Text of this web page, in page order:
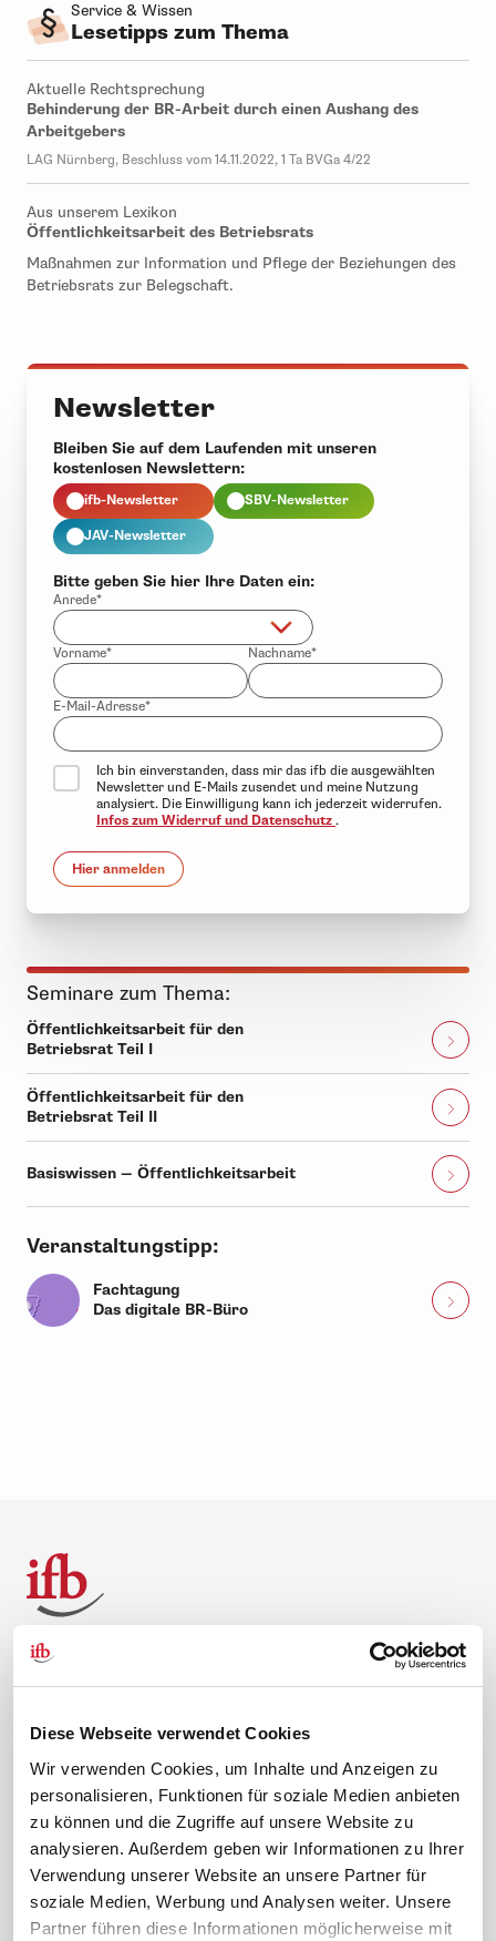
Diese Webseite verwendet Cookies
Wir verwenden Cookies, um Inhalte und Anzeigen zu
personalisieren, Funktionen für soziale Medien anbieten
zu können und die Zugriffe auf unsere Website zu
analysieren. Außerdem geben wir Informationen zu Ihrer
Verwendung unserer Website an unsere Partner für
soziale Medien, Werbung und Analysen weiter. Unsere
Partner führen diese Informationen möglicherweise mit
Service & Wissen
Lesetipps zum Thema
Aktuelle Rechtsprechung
Behinderung der BR-Arbeit durch einen Aushang des
Arbeitgebers
LAG Nürnberg, Beschluss vom 14.11.2022, 1 Ta BVGa 4/22
Aus unserem Lexikon
Öffentlichkeitsarbeit des Betriebsrats
Maßnahmen zur Information und Pflege der Beziehungen des
Betriebsrats zur Belegschaft.
Newsletter
Bleiben Sie auf dem Laufenden mit unseren
kostenlosen Newslettern:
ifb-Newsletter SBV-Newsletter
JAV-Newsletter
Bitte geben Sie hier Ihre Daten ein:
Anrede*
Vorname* Nachname*
E-Mail-Adresse*
Ich bin einverstanden, dass mir das ifb die ausgewählten
Newsletter und E-Mails zusendet und meine Nutzung
analysiert. Die Einwilligung kann ich jederzeit widerrufen.
Infos zum Widerruf und Datenschutz .
Hier anmelden
Seminare zum Thema:
Öffentlichkeitsarbeit für den
Betriebsrat Teil I
Öffentlichkeitsarbeit für den
Betriebsrat Teil II
Basiswissen — Öffentlichkeitsarbeit
Veranstaltungstipp:
Fachtagung
Das digitale BR-Büro
Leitbild
Compliance Richtlinien
Gute Gründe für das ifb
Karriere
0 88 41 / 61 12 – 20
service@ifb.de
Schulungsberatung
Inhouseberatung
Service Themen